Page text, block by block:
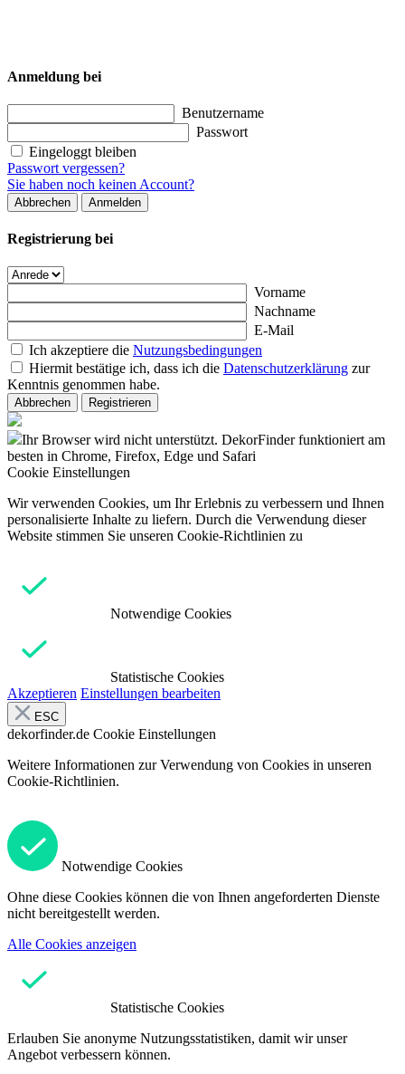
Anmeldung bei
Benutzername
Passwort
Eingeloggt bleiben
Passwort vergessen?
Sie haben noch keinen Account?
Abbrechen Anmelden
Registrierung bei
Vorname
Nachname
E-Mail
Ich akzeptiere die Nutzungsbedingungen
Hiermit bestätige ich, dass ich die Datenschutzerklärung zur
Kenntnis genommen habe.
Abbrechen Registrieren
Ihr Browser wird nicht unterstützt. DekorFinder funktioniert am
besten in Chrome, Firefox, Edge und Safari
Cookie Einstellungen
Wir verwenden Cookies, um Ihr Erlebnis zu verbessern und Ihnen
personalisierte Inhalte zu liefern. Durch die Verwendung dieser
Website stimmen Sie unseren Cookie-Richtlinien zu
Notwendige Cookies
Statistische Cookies
Akzeptieren Einstellungen bearbeiten
ESC
dekorfinder.de Cookie Einstellungen
Weitere Informationen zur Verwendung von Cookies in unseren
Cookie-Richtlinien.
Notwendige Cookies
Ohne diese Cookies können die von Ihnen angeforderten Dienste
nicht bereitgestellt werden.
Alle Cookies anzeigen
Statistische Cookies
Erlauben Sie anonyme Nutzungsstatistiken, damit wir unser
Angebot verbessern können.